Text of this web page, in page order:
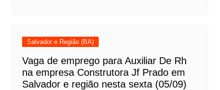
Salvador e Região (BA)
Vaga de emprego para Auxiliar De Rh
na empresa Construtora Jf Prado em
Salvador e região nesta sexta (05/09)